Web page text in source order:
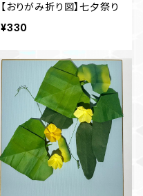
【おりがみ折り図】七夕祭り
¥330